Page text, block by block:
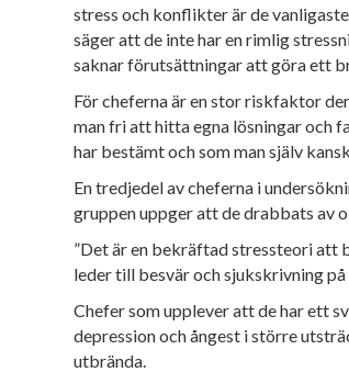
stress och konflikter är de
säger att de inte har en rimlig
saknar förutsättningar att göra ett
För cheferna är en stor riskfaktor
man fri att hitta egna lösningar och
har bestämt och som man själv
En tredjedel av cheferna i undersök
gruppen uppger att de drabbats av
”Det är en bekräftad stressteori att
leder till besvär och sjukskrivning
Chefer som uppleveratt de har ett
depressionoch ångest i större
utbrända.